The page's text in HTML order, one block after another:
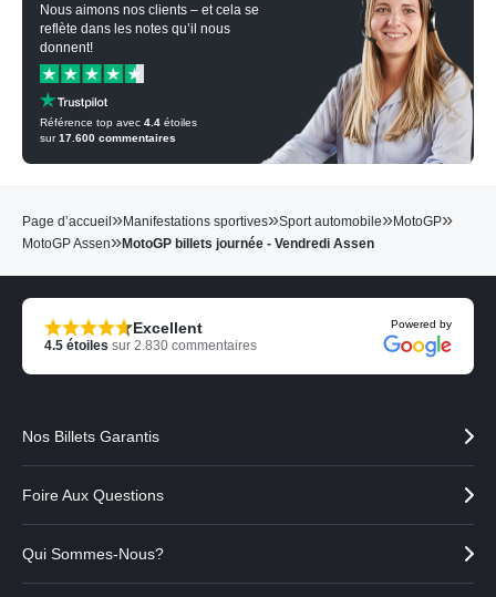
Nous aimons nos clients – et cela se
reflète dans les notes qu’il nous
donnent!
Référence top avec 4.4 étoiles
sur17.600 commentaires
Page d’accueil»Manifestations sportives»Sport automobile»MotoGP»
MotoGP Assen»MotoGP billets journée - Vendredi Assen
Excellent
4.5 étoiles sur 2.830 commentaires
Powered by
Nos Billets Garantis
Foire Aux Questions
Qui Sommes-Nous?